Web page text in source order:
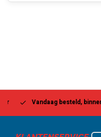
Vandaag besteld, binnen